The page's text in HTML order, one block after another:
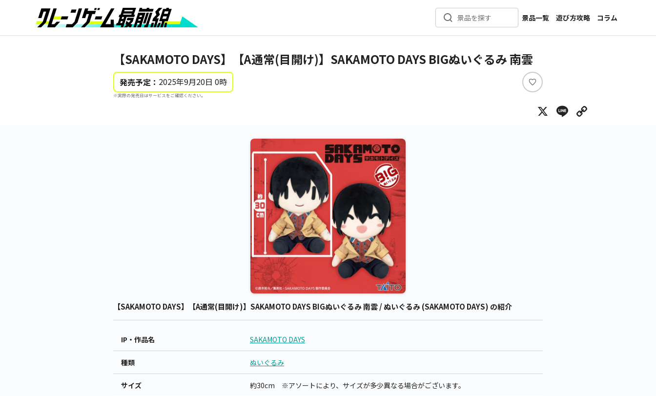
景品を探す
景品一覧
新着景品
カテゴリ一覧
メーカー一覧
遊び方攻略
コラム
インタビュー
【SAKAMOTO DAYS】【A通常(目開け)】SAKAMOTO DAYS BIGぬいぐるみ 南雲
発売予定： 2025年9月20日 0時
※実際の発売日はサービスをご確認ください。
い
ね
X Line
【SAKAMOTO DAYS】【A通常(目開け)】SAKAMOTO DAYS BIGぬいぐるみ 南雲 / ぬいぐるみ (SAKAMOTO DAYS) の紹介
IP・作品名 SAKAMOTO DAYS
種類 ぬいぐるみ
サイズ 約30cm ※アソートにより、サイズが多少異なる場合がございます。